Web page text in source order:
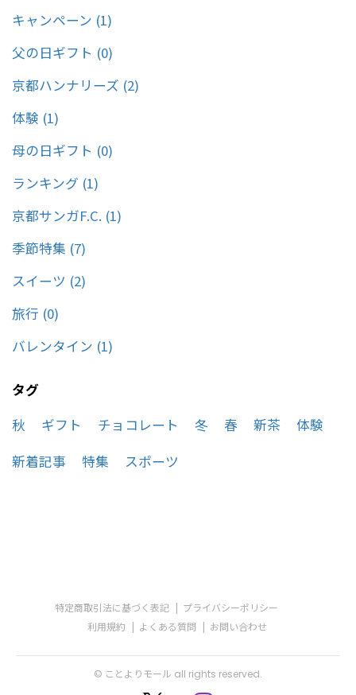
キャンペーン (1)
父の日ギフト (0)
京都ハンナリーズ (2)
体験 (1)
母の日ギフト (0)
ランキング (1)
京都サンガF.C. (1)
季節特集 (7)
スイーツ (2)
旅行 (0)
バレンタイン (1)
タグ
秋
ギフト チョコレート 冬 春 新茶
体験
新着記事
特集 スポーツ
特定商取引法に基づく表記
プライバシーポリシー
利用規約
よくある質問 お問い合わせ
© ことよりモール all rights reserved.